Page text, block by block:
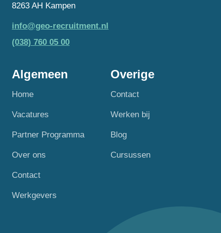
8263 AH Kampen
info@geo-recruitment.nl
(038) 760 05 00
Algemeen
Home
Vacatures
Partner Programma
Over ons
Contact
Werkgevers
Overige
Contact
Werken bij
Blog
Cursussen